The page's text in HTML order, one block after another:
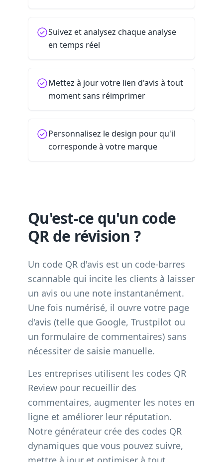
Suivez et analysez chaque analyse
en temps réel
Mettez à jour votre lien d'avis à tout
moment sans réimprimer
Personnalisez le design pour qu'il
corresponde à votre marque
Qu'est-ce qu'un code
QR de révision ?
Un code QR d'avis est un code-barres
scannable qui incite les clients à laisser
un avis ou une note instantanément.
Une fois numérisé, il ouvre votre page
d'avis (telle que Google, Trustpilot ou
un formulaire de commentaires) sans
nécessiter de saisie manuelle.
Les entreprises utilisent les codes QR
Review pour recueillir des
commentaires, augmenter les notes en
ligne et améliorer leur réputation.
Notre générateur crée des codes QR
dynamiques que vous pouvez suivre,